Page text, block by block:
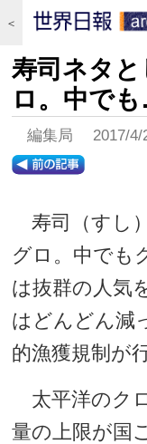
＜
寿司ネタ
ロ。中で
編集局 2017/
寿司（すし
グロ。中でも
は抜群の人気
はどんどん減
的漁獲規制が
太平洋のク
量の上限が国